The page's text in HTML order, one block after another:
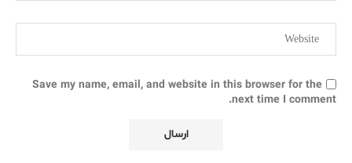
Save my name, email, and website in this browser for the
next time I comment.